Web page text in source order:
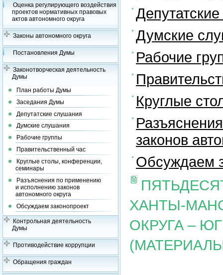
Оценка регулирующего воздействия
проектов нормативных правовых
актов автономного округа
Законы автономного округа
Постановления Думы
Законотворческая деятельность
Думы
План работы Думы
Заседания Думы
Депутатские слушания
Думские слушания
Рабочие группы
Правительственный час
Круглые столы, конференции,
семинары
Разъяснения по применению
и исполнению законов
автономного округа
Обсуждаем законопроект
Контрольная деятельность
Думы
Противодействие коррупции
Обращения граждан
Думские
Рабочие
Круглые
законов
Обсуждаем
ХАНТЫ-
ОКРУГА –